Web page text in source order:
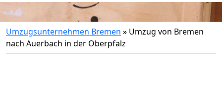
Umzugsunternehmen Bremen » Umzug von Bremen
nach Auerbach in der Oberpfalz